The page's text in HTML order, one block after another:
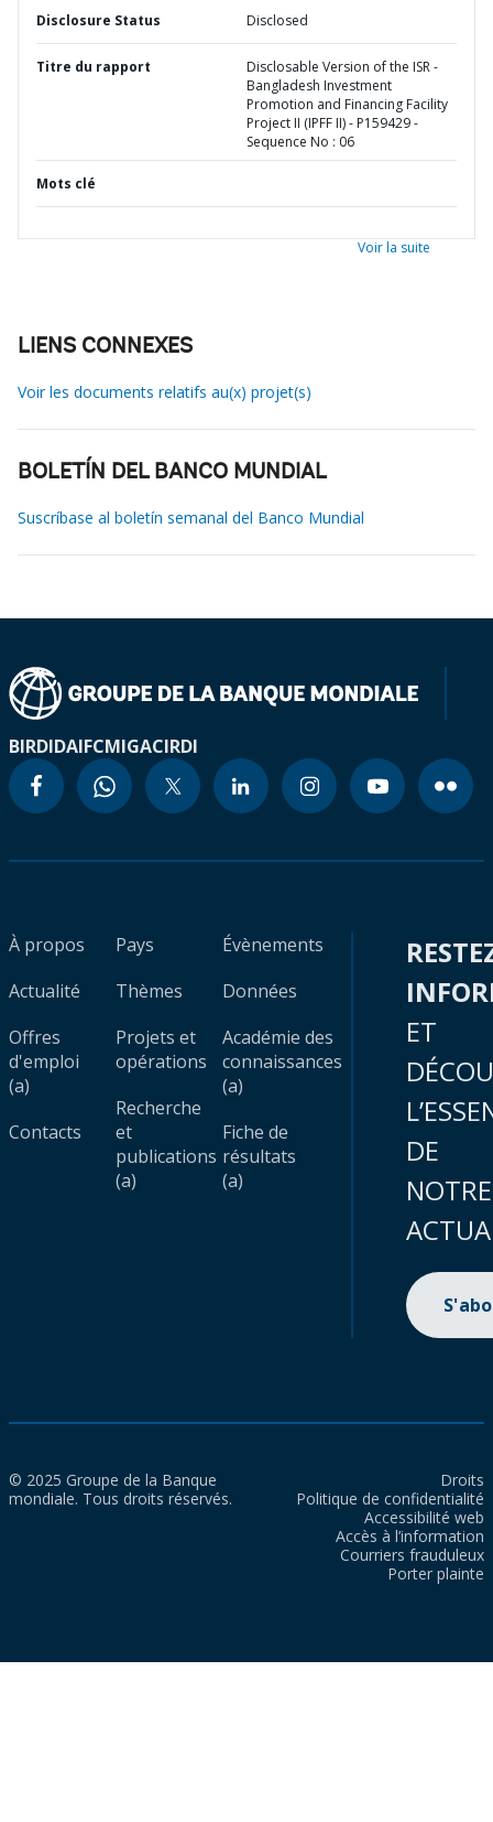
Disclosure Status Disclosed
Titre du rapport
Disclosable Version of the ISR -
Bangladesh Investment
Promotion and Financing Facility
Project II (IPFF II) - P159429 -
Sequence No : 06
Mots clé
Voir la suite
LIENS CONNEXES
Voir les documents relatifs au(x) projet(s)
BOLETÍN DEL BANCO MUNDIAL
Suscríbase al boletín semanal del Banco Mundial
BIRDIDAIFCMIGACIRDI
À propos
Actualité
Offres
d'emploi
(a)
Contacts
Pays
Thèmes
Projets et
opérations
Recherche
et
publications
(a)
Évènements
Données
Académie des
connaissances
(a)
Fiche de
résultats
(a)
ET
DE
NOTRE
© 2025 Groupe de la Banque
mondiale. Tous droits réservés.
Droits
Politique de confidentialité
Accessibilité web
Accès à l’information
Courriers frauduleux
Porter plainte